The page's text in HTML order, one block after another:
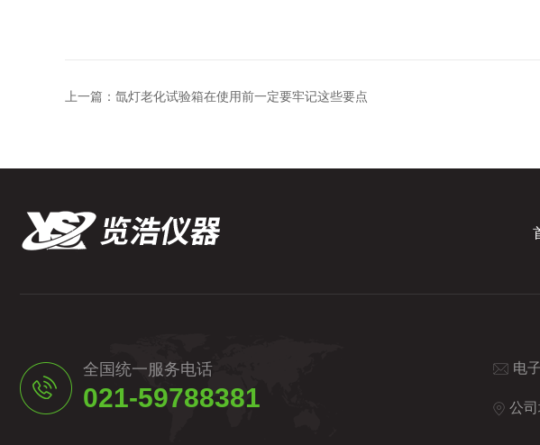
上一篇： 氙灯老化试验箱在使用前一定要牢记这些要点
全国统一服务电话
021-59788381
电
公